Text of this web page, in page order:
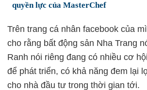
quyền lực của MasterChef
Trên trang cá nhân facebook của
cho rằng bất động sản Nha Trang
Ranh nói riêng đang có nhiều cơ
để phát triển, có khả năng đem lại
cho nhà đầu tư trong thời gian tới.